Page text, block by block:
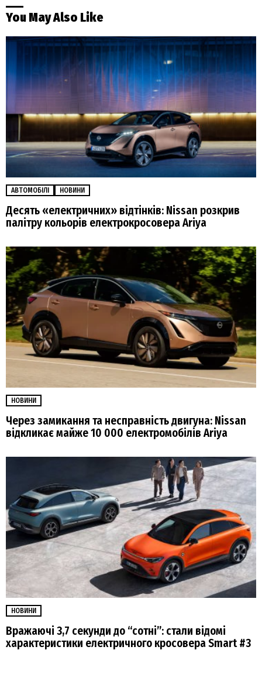
You May Also Like
АВТОМОБІЛІ НОВИНИ
Десять «електричних» відтінків: Nissan розкрив
палітру кольорів електрокросовера Ariya
НОВИНИ
Через замикання та несправність двигуна: Nissan
відкликає майже 10 000 електромобілів Ariya
НОВИНИ
Вражаючі 3,7 секунди до “сотні”: стали відомі
характеристики електричного кросовера Smart #3